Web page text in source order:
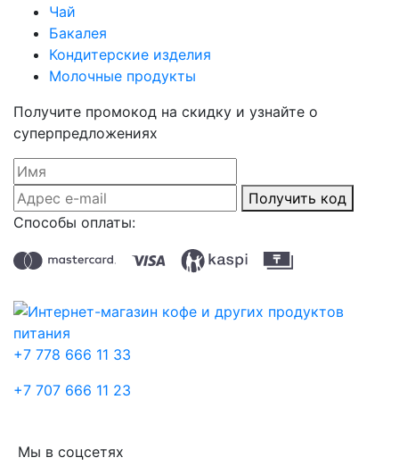
Чай
Бакалея
Кондитерские изделия
Молочные продукты
Получите промокод на скидку и узнайте о
суперпредложениях
Получить код
Способы оплаты:
+7 778 666 11 33
+7 707 666 11 23
Мы в соцсетях